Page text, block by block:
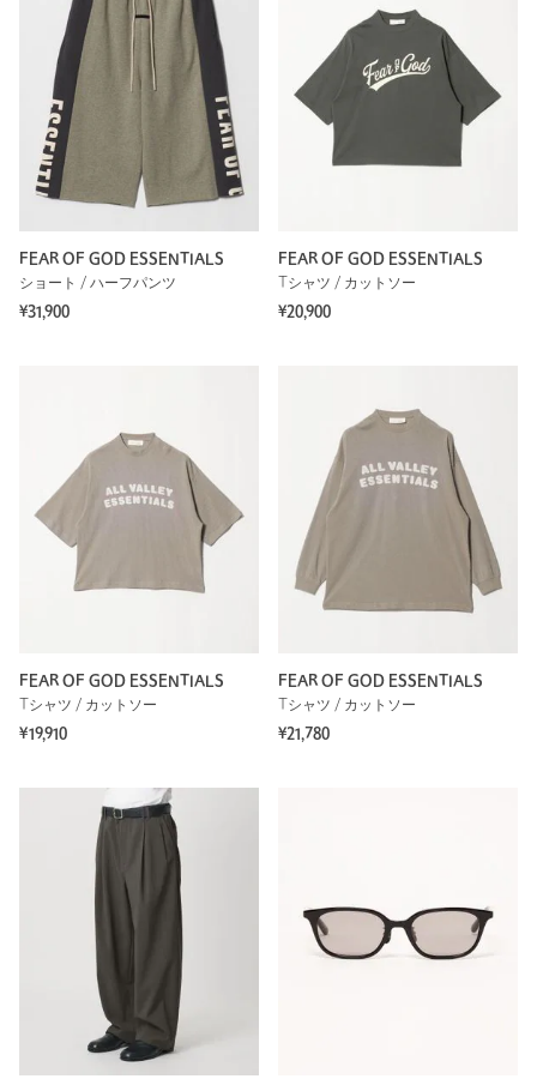
FEAR OF GOD ESSENTIALS
ショート / ハーフパンツ
¥31,900
FEAR OF GOD ESSENTIALS
Tシャツ / カットソー
¥20,900
FEAR OF GOD ESSENTIALS
Tシャツ / カットソー
¥19,910
FEAR OF GOD ESSENTIALS
Tシャツ / カットソー
¥21,780